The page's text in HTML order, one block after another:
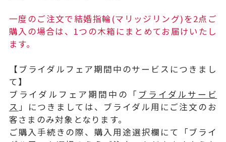
一度のご注文で結婚指輪(マリッジリング)を2点ご
購入の場合は、1つの木箱にまとめてお届けいたし
ます。
【ブライダルフェア期間中のサービスにつきまし
て】
ブライダルフェア期間中の「 ブライダルサービ
ス 」につきましては、ブライダル用にご注文のお
客さまのみ対象となります。
ご購入手続きの際、購入用途選択欄にて「ブライ